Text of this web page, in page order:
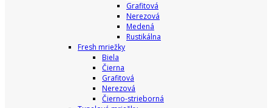
Grafitová
Nerezová
Medená
Rustikálna
Fresh mriežky
Biela
Čierna
Grafitová
Nerezová
Čierno-strieborná